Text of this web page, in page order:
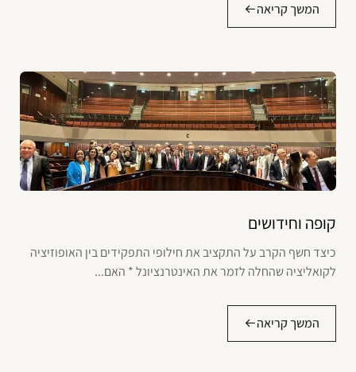
המשך קריאה
קופה וחידושים
כיצד חשף הקרב על התקציב את חילופי התפקידים בין האופוזיציה
לקואליציה שהחלה לזמר את האינטרנציונל * האם...
המשך קריאה